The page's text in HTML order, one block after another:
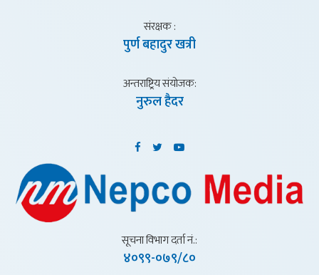
संरक्षक :
पुर्ण बहादुर खत्री
अन्तराष्ट्रिय संयाेजक:
नुरुल हैदर
सूचना विभाग दर्ता नं.:
४०९९-०७९/८०